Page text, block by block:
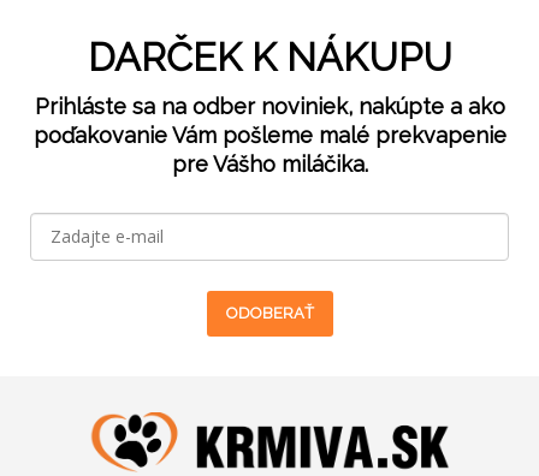
DARČEK K NÁKUPU
Prihláste sa na odber noviniek, nakúpte a ako
poďakovanie Vám pošleme malé prekvapenie
pre Vášho miláčika.
ODOBERAŤ